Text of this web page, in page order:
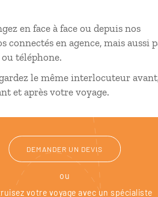
en face à face ou depuis nos
connectés en agence, mais aussi
téléphone.
le même interlocuteur
et après votre voyage.
DEMANDER UN DEVIS
ou
votre voyage avec un spécialiste